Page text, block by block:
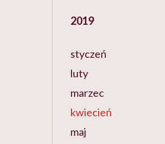
2019
styczeń
luty
marzec
kwiecień
maj